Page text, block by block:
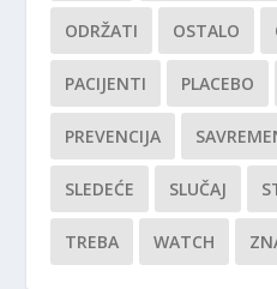
ODRŽATI OSTALO
PACIJENTI PLACEBO
PREVENCIJA
SLEDEĆE SLUČAJ
TREBA WATCH